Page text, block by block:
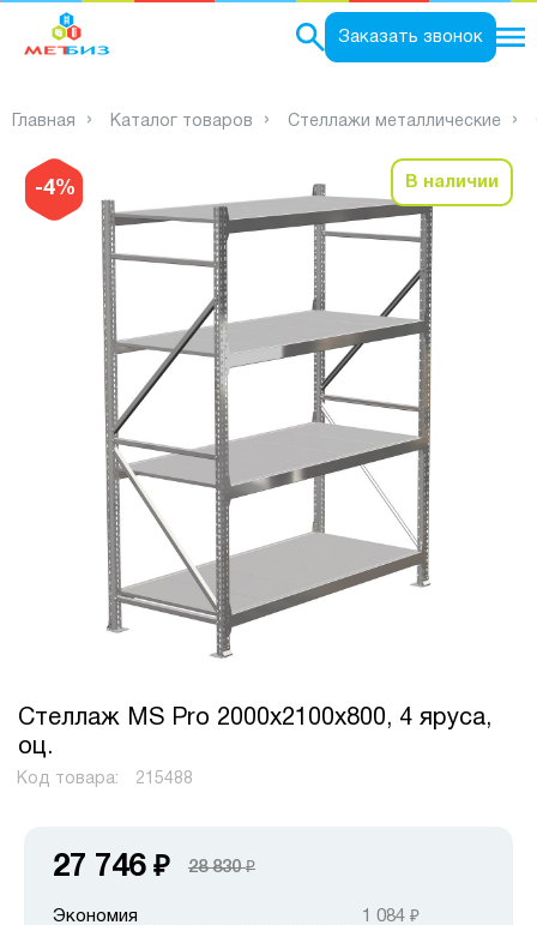
Заказать звонок
Главная Каталог товаров Стеллажи металлические
-4% В наличии
Стеллаж MS Pro 2000х2100х800, 4 яруса,
оц.
Код товара: 215488
27 746 ₽ 28 830₽
Экономия 1 084 ₽